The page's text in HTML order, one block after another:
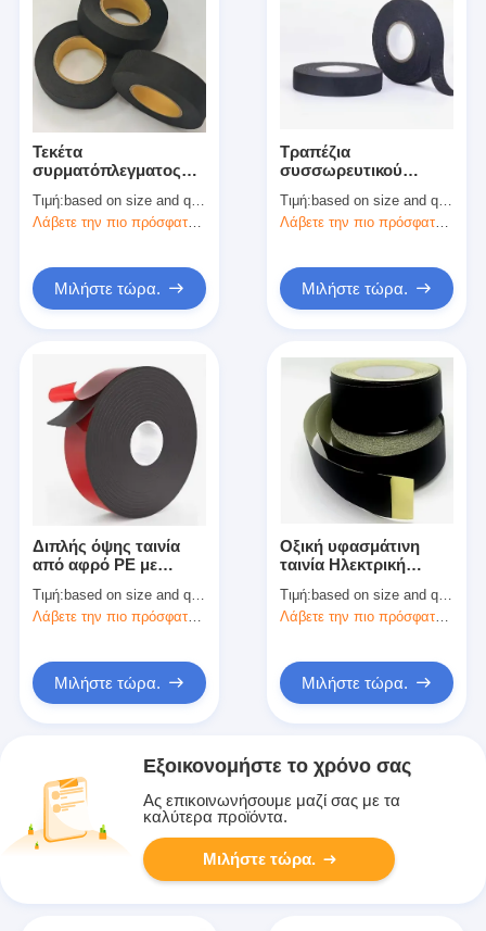
Τεκέτα
συρματόπλεγματος
πολυεστέρα Ανθεκτικό
σε υψηλές
συρματόπλεγματος
αυτοκινήτου και
Τιμή: based on size and quantity
Λάβετε την πιο πρόσφατη τιμή
Μιλήστε τώρα.
Τραπέζια
συσσωρευτικού
καλωδίωση μη
υφασμένου PET
σχοινίου για
αυτοκίνητα ∆ιαστοιχία
συσσωρευτικού
σχοινίου ∆ιαστοιχία
συσσωρευτικού
σχοινίου ∆ιαστοιχία
συσσωρευτικού
σχοινίου
Τιμή: based on size and quantity
Μιλήστε τώρα.
Διπλής όψης ταινία
από αφρό PE με
ευαίσθητη σε πίεση
κόλλα
Τιμή: based on size and quantity
Λάβετε την πιο πρόσφατη τιμή
Μιλήστε τώρα.
Οξική υφασμάτινη
ταινία Ηλεκτρική
υψηλής θερμοκρασίας
Τιμή: based on size and quantity
Μιλήστε τώρα.
Εξοικονομήστε το χρόνο σας
Ας επικοινωνήσουμε μαζί σας με τα
καλύτερα προϊόντα.
Μιλήστε τώρα.